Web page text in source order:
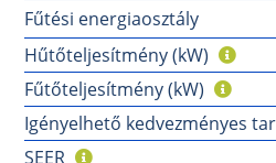
Fűtési energiaosztály
Igényelhető kedvezményes
Hűtőteljesítmény (kW)
Fűtőteljesítmény (kW)
SEER